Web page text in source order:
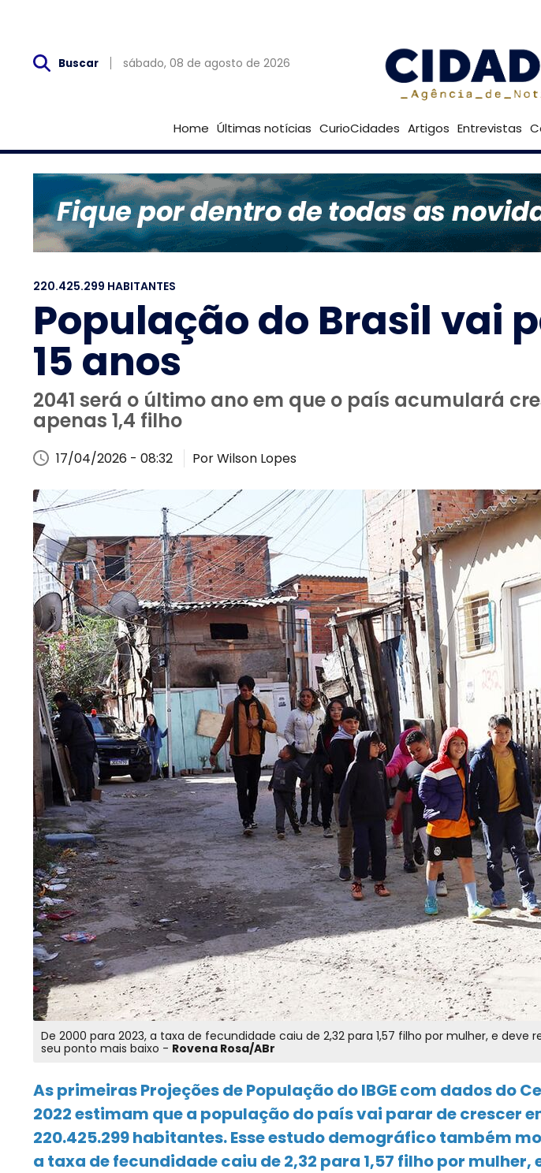
Buscar sábado, 08 de agosto de 2026 Goiânia
Home Últimas notícias CurioCidades Artigos Entrevistas
220.425.299 HABITANTES
População do Brasil vai
15 anos
2041 será o último ano em que o país acumulará
apenas 1,4 filho
17/04/2026 - 08:32 Por Wilson Lopes
De 2000 para 2023, a taxa de fecundidade caiu de 2,32 para 1,57 filho por mulher, e deve
seu ponto mais baixo - Rovena Rosa/ABr
As primeiras Projeções de População do IBGE com dados do
2022 estimam que a população do país vai parar de crescer
220.425.299 habitantes. Esse estudo demográfico também
a taxa de fecundidade caiu de 2,32 para 1,57 filho por mulher,